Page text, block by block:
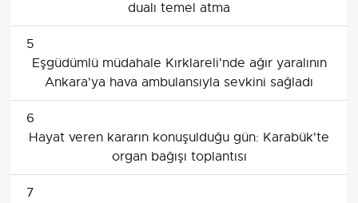
dualı temel atma
5
Eşgüdümlü müdahale Kırklareli'nde ağır yaralının
Ankara'ya hava ambulansıyla sevkini sağladı
6
Hayat veren kararın konuşulduğu gün: Karabük'te
organ bağışı toplantısı
7